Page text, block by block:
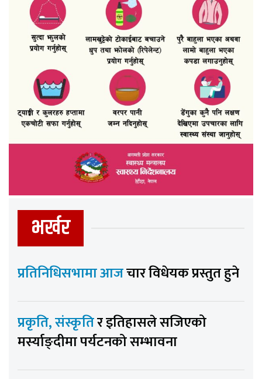
भर्खर
प्रतिनिधिसभामा आजचार विधेयक प्रस्तुत हुने
प्रकृति, संस्कृतिर इतिहासले सजिएको
मर्स्याङ्दीमा पर्यटनको सम्भावना